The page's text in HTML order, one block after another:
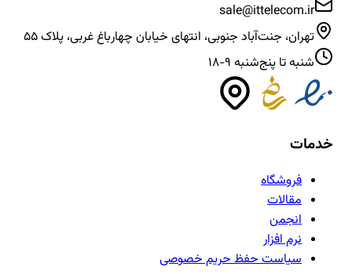
sale@ittelecom.ir
تهران، جنت‌آباد جنوبی، انتهای خیابان چهارباغ غربی، پلاک ۵۵
شنبه تا پنج‌شنبه ۹-۱۸
خدمات
فروشگاه
مقالات
انجمن
نرم افزار
سیاست حفظ حریم خصوصی